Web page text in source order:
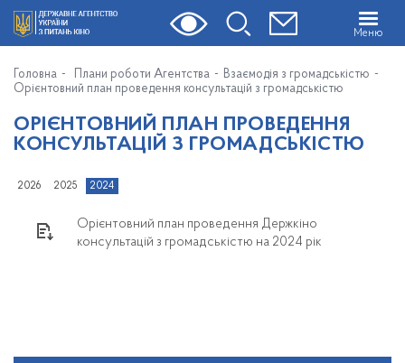
Меню
Головна Плани роботи Агентства
Взаємодія з громадськістю
Орієнтовний план проведення консультацій з громадськістю
ОРІЄНТОВНИЙ ПЛАН ПРОВЕДЕННЯ
КОНСУЛЬТАЦІЙ З ГРОМАДСЬКІСТЮ
2026 2025 2024
Орієнтовний план проведення Держкіно
консультацій з громадськістю на 2024 рік